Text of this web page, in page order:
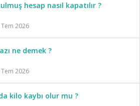
hesap nasıl kapatılır ?
Tem 2026
ne demek ?
Tem 2026
kilo kaybı olur mu ?